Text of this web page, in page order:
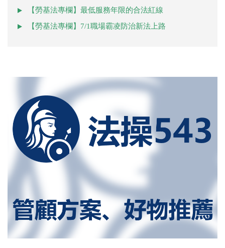
【勞基法專欄】最低服務年限的合法紅線
【勞基法專欄】7/1職場霸凌防治新法上路